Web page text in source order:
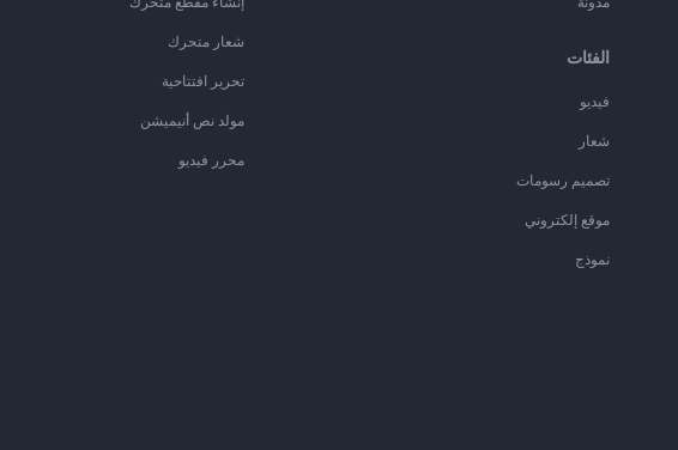
الفئات
فيديو
شعار
تصميم رسومات
موقع إلكتروني
نموذج
شعار متحرك
تحرير افتتاحية
مولد نص أنيميشن
محرر فيديو